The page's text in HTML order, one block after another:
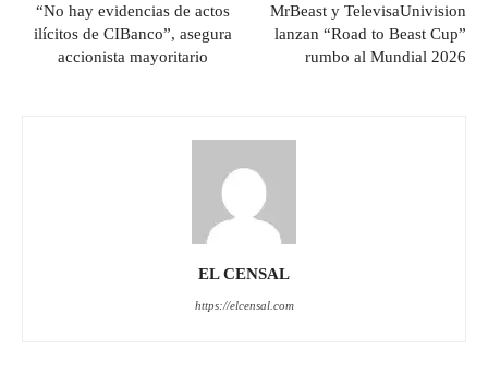
“No hay evidencias de actos
ilícitos de CIBanco”, asegura
accionista mayoritario
MrBeast y TelevisaUnivision
lanzan “Road to Beast Cup”
rumbo al Mundial 2026
EL CENSAL
https://elcensal.com